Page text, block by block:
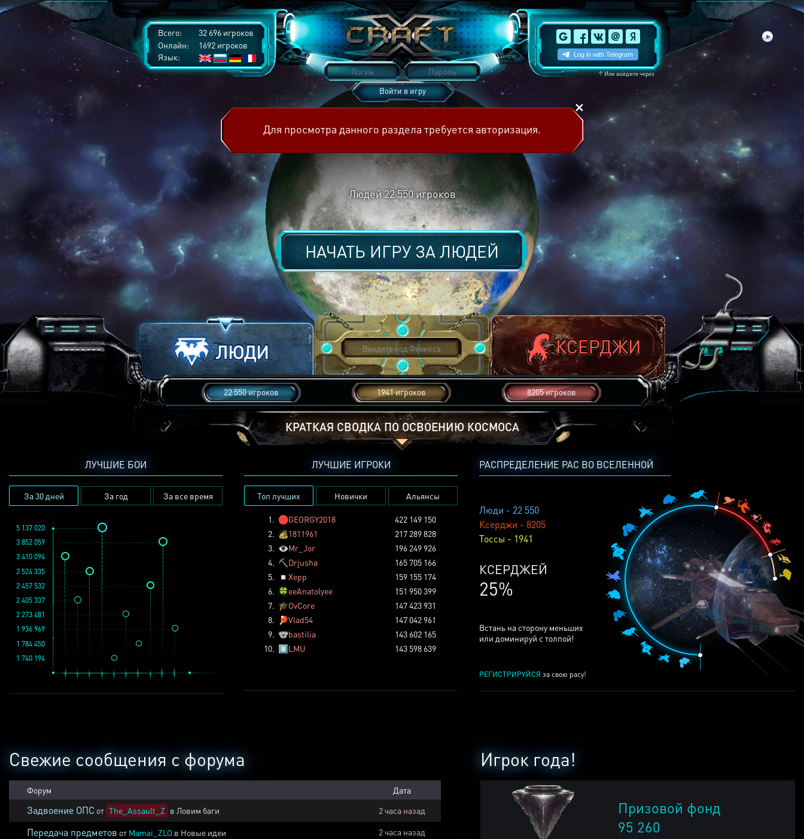
Всего:
32 696 игроков
Онлайн:
1692 игроков
Язык:
↑Или войдите через
Войти в игру
Для просмотра данного раздела требуется авторизация.
Людей 22 550игроков
НАЧАТЬ ИГРУ ЗАЛЮДЕЙ
22 550 игроков 1941 игроков 8205 игроков
КРАТКАЯ СВОДКА ПО ОСВОЕНИЮ КОСМОСА
РАСПРЕДЕЛЕНИЕ РАС ВО ВСЕЛЕННОЙ
Люди - 22 550
Ксерджи - 8205
Тоссы - 1941
КСЕРДЖЕЙ
25%
Встань на сторону меньших
или доминируй с толпой!
РЕГИСТРИРУЙСЯ за свою расу!
ЛУЧШИЕ БОИ
За 30 дней За год За все время
1 936 969
3 852 059
2 457 532
1 784 450
2 273 481
1 740 194
5 137 020
2 524 335
2 405 337
3 410 094
ЛУЧШИЕ ИГРОКИ
Топ лучших Новички Альянсы
1. 🛑GEORGY2018
422 149 150
2. 🏕️1811961
217 289 828
3. 👁️Mr_Jor
196 249 926
4. ⛏️ Drjusha
165 705 166
5.
◽ Xepp
159 155 174
6. 🍀eeAnatolyee
151 950 399
7. 🎓OvCore
147 423 931
8.
🏓Vlad54
147 042 961
9. 🐨bastilia
143 602 165
10. 8️⃣LMU 143 598 639
Игрок года!
Призовой фонд
95 260
Свежие сообщения с форума
Форум Дата
Задвоение ОПС от The_Assault_Z в Ловим баги 2 часа назад
Передача предметов от Mamai_ZLO в Новые идеи 2 часа назад